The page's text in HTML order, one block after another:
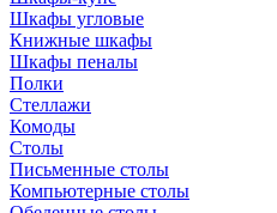
Шкафы угловые
Книжные шкафы
Шкафы пеналы
Полки
Стеллажи
Комоды
Столы
Письменные столы
Компьютерные столы